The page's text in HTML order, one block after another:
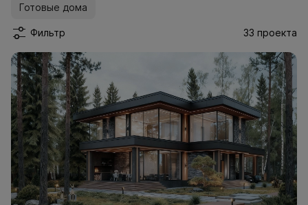
Готовые дома
Фильтр 33 проекта